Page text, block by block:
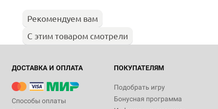
Рекомендуем вам
С этим товаром смотрели
ДОСТАВКА И ОПЛАТА
Способы оплаты
ПОКУПАТЕЛЯМ
Подобрать игру
Бонусная программа